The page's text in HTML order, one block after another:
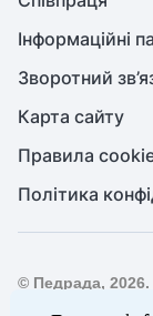
Інформаційні
Зворотний
Карта сайту
Правила
Політика
© Педрада, 2026.